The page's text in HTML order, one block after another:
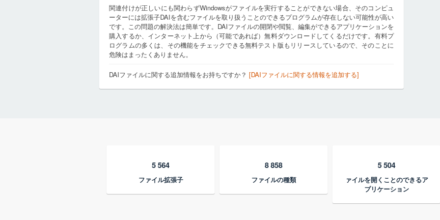
関連付けが正しいにも関わらずWindowsがファイルを実行することができない場合、そのコンピュ
ーターには拡張子DAIを含むファイルを取り扱うことのできるプログラムが存在しない可能性が高い
です。この問題の解決法は簡単です。DAIファイルの開閉や閲覧、編集ができるアプリケーションを
購入するか、インターネット上から（可能であれば）無料ダウンロードしてくるだけです。有料プ
ログラムの多くは、その機能をチェックできる無料テスト版もリリースしているので、そのことに
危険はまったくありません。
DAIファイルに関する追加情報をお持ちですか？ [DAIファイルに関する情報を追加する]
5 564
ファイル拡張子
8 858
ファイルの種類
5 504
ァイルを開くことのできるア
プリケーション